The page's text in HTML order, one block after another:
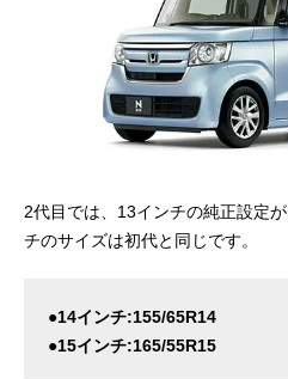
2代目では、13インチの純正設定
チのサイズは初代と同じです。
●14インチ:155/65R14
●15インチ:165/55R15